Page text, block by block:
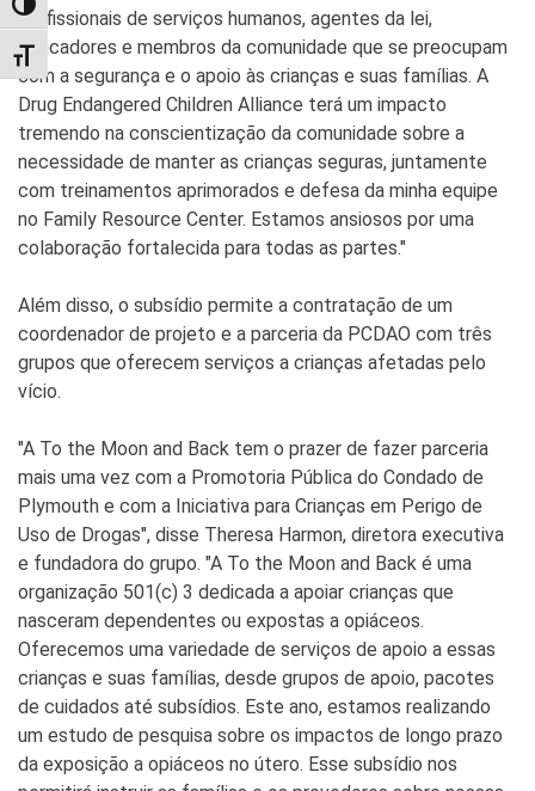
TOGGLE HIGH CONTRAST
TOGGLE FONT SIZE
profissionais de serviços humanos, agentes da lei,
educadores e membros da comunidade que se preocupam
com a segurança e o apoio às crianças e suas famílias. A
Drug Endangered Children Alliance terá um impacto
tremendo na conscientização da comunidade sobre a
necessidade de manter as crianças seguras, juntamente
com treinamentos aprimorados e defesa da minha equipe
no Family Resource Center. Estamos ansiosos por uma
colaboração fortalecida para todas as partes."
Além disso, o subsídio permite a contratação de um
coordenador de projeto e a parceria da PCDAO com três
grupos que oferecem serviços a crianças afetadas pelo
vício.
"A To the Moon and Back tem o prazer de fazer parceria
mais uma vez com a Promotoria Pública do Condado de
Plymouth e com a Iniciativa para Crianças em Perigo de
Uso de Drogas", disse Theresa Harmon, diretora executiva
e fundadora do grupo. "A To the Moon and Back é uma
organização 501(c) 3 dedicada a apoiar crianças que
nasceram dependentes ou expostas a opiáceos.
Oferecemos uma variedade de serviços de apoio a essas
crianças e suas famílias, desde grupos de apoio, pacotes
de cuidados até subsídios. Este ano, estamos realizando
um estudo de pesquisa sobre os impactos de longo prazo
da exposição a opiáceos no útero. Esse subsídio nos